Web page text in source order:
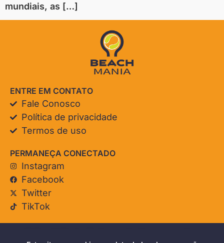
mundiais, as […]
ENTRE EM CONTATO
Fale Conosco
Política de privacidade
Termos de uso
PERMANEÇA CONECTADO
Instagram
Facebook
Twitter
TikTok